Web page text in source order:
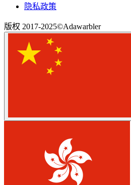
隐私政策
版权 2017-2025©Adawarbler